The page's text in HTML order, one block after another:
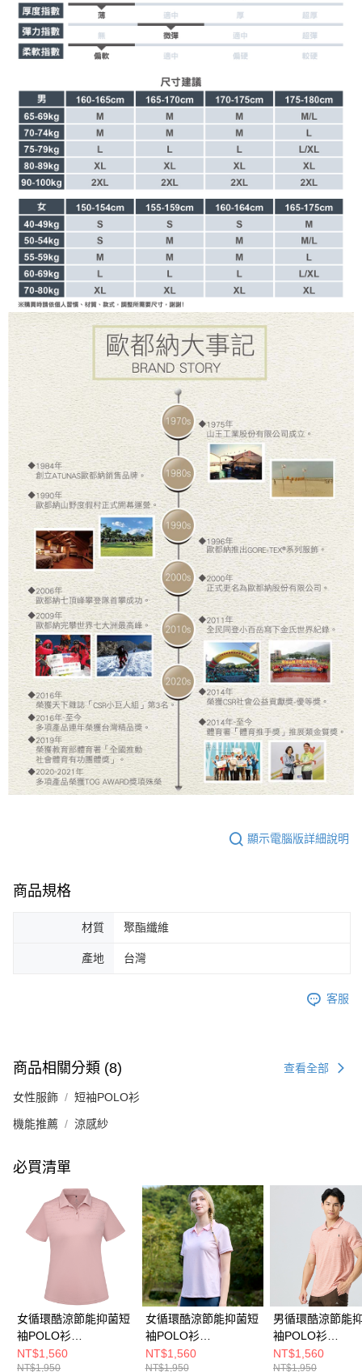
顯示電腦版詳細說明
商品規格
材質 聚酯纖維
產地 台灣
客服
商品相關分類 (8) 查看全部
女性服飾 短袖POLO衫
機能推薦 涼感紗
必買清單
女循環酷涼節能抑菌短
袖POLO衫
(A1PS2513WC霧粉/涼
NT$1,560
NT$1,950
女循環酷涼節能抑菌短
袖POLO衫
(A1PS2514WC淺粉印
NT$1,560
NT$1,950
男循環酷涼節能
袖POLO衫
(A1PS2507MC
NT$1,560
NT$1,950